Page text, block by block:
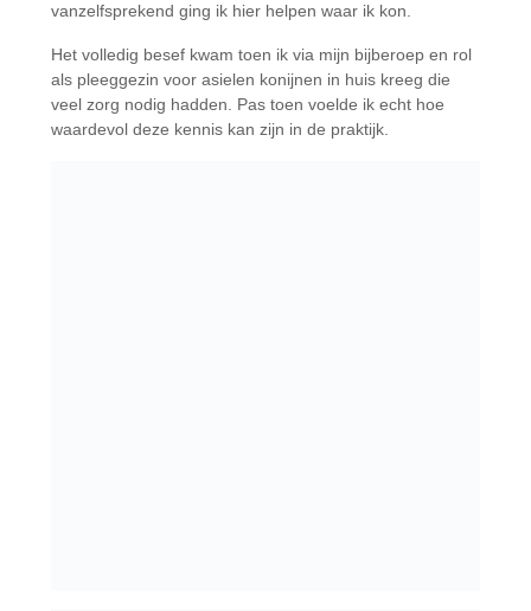
vanzelfsprekend ging ik hier helpen waar ik kon.
Het volledig besef kwam toen ik via mijn bijberoep en rol
als pleeggezin voor asielen konijnen in huis kreeg die
veel zorg nodig hadden. Pas toen voelde ik echt hoe
waardevol deze kennis kan zijn in de praktijk.